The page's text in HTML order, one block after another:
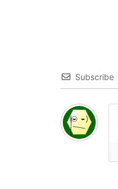
Subscribe